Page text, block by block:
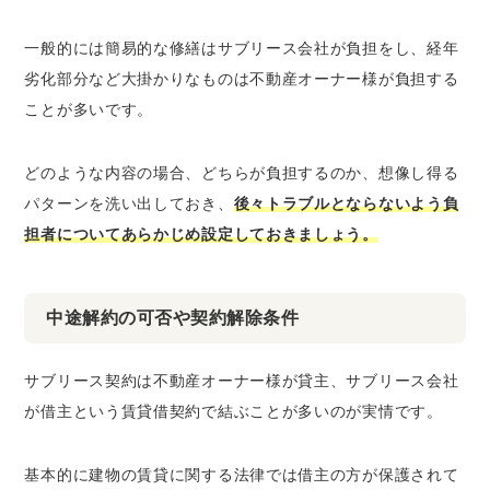
一般的には簡易的な修繕はサブリース会社が負担をし、経年
劣化部分など大掛かりなものは不動産オーナー様が負担する
ことが多いです。
どのような内容の場合、どちらが負担するのか、想像し得る
パターンを洗い出しておき、 後々トラブルとならないよう負
担者についてあらかじめ設定しておきましょう。
中途解約の可否や契約解除条件
サブリース契約は不動産オーナー様が貸主、サブリース会社
が借主という賃貸借契約で結ぶことが多いのが実情です。
基本的に建物の賃貸に関する法律では借主の方が保護されて